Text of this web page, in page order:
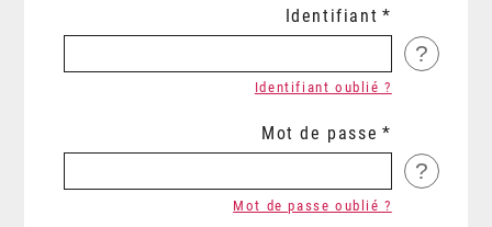
Identifiant
?
Identifiant oublié ?
Mot de passe
?
Mot de passe oublié ?